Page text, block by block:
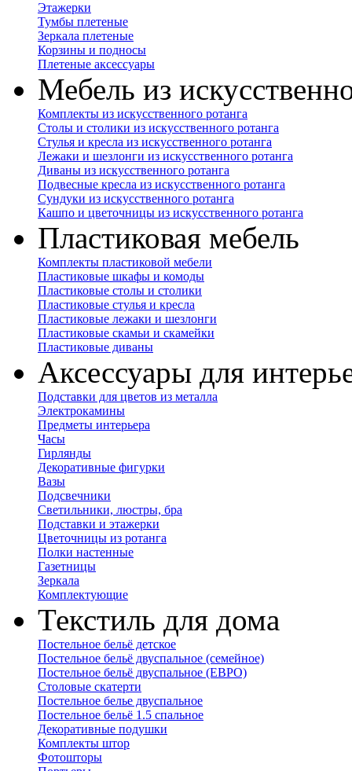
Этажерки
Тумбы плетеные
Зеркала плетеные
Корзины и подносы
Плетеные аксессуары
Мебель из
Комплекты из искусственного ротанга
Столы и столики из искусственного ротанга
Стулья и кресла из искусственного ротанга
Лежаки и шезлонги из искусственного ротанга
Диваны из искусственного ротанга
Подвесные кресла из искусственного ротанга
Сундуки из искусственного ротанга
Кашпо и цветочницы из искусственного ротанга
Пластиковая мебель
Комплекты пластиковой мебели
Пластиковые шкафы и комоды
Пластиковые столы и столики
Пластиковые стулья и кресла
Пластиковые лежаки и шезлонги
Пластиковые скамьи и скамейки
Пластиковые диваны
Аксессуары для
Подставки для цветов из металла
Электрокамины
Предметы интерьера
Часы
Гирлянды
Декоративные фигурки
Вазы
Подсвечники
Светильники, люстры, бра
Подставки и этажерки
Цветочницы из ротанга
Полки настенные
Газетницы
Зеркала
Комплектующие
Текстиль для дома
Постельное бельё детское
Постельное бельё двуспальное (семейное)
Постельное бельё двуспальное (ЕВРО)
Столовые скатерти
Постельное белье двуспальное
Постельное бельё 1.5 спальное
Декоративные подушки
Комплекты штор
Фотошторы